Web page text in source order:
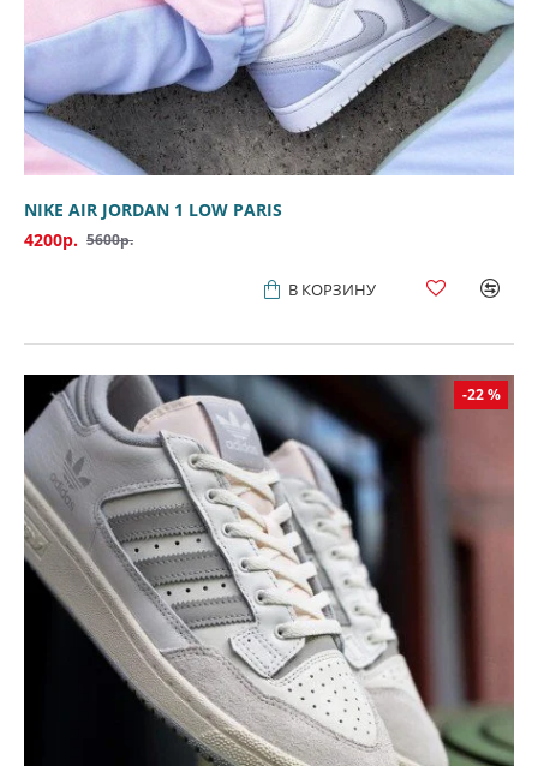
NIKE AIR JORDAN 1 LOW PARIS
4200р. 5600р.
В КОРЗИНУ
-22 %